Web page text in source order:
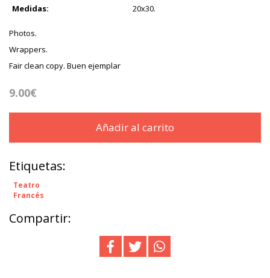
Medidas:
20x30.
Photos.
Wrappers.
Fair clean copy. Buen ejemplar
9.00€
Añadir al carrito
Etiquetas:
Teatro
Francés
Compartir: